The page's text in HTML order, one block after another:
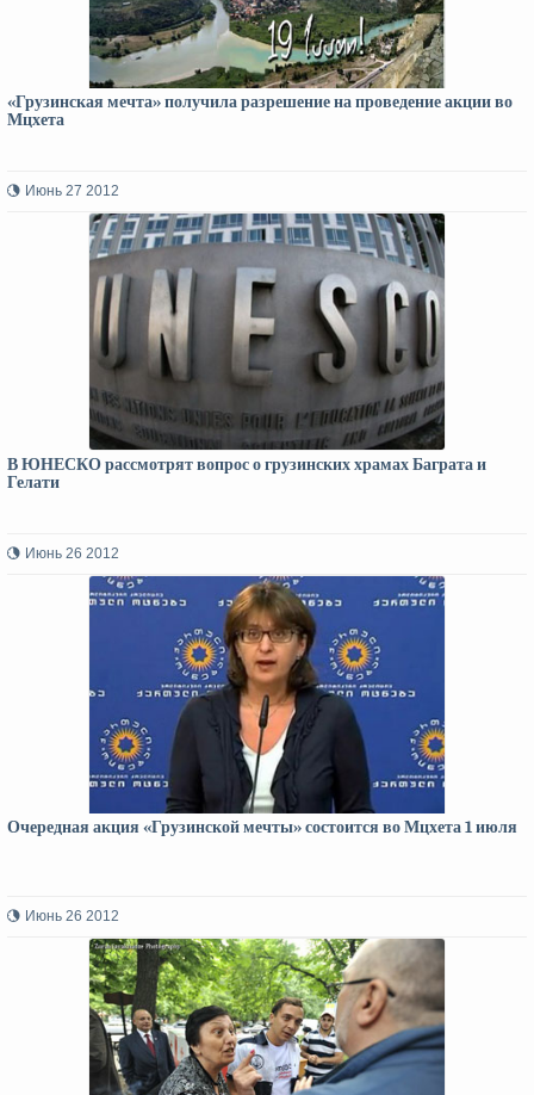
«Грузинская мечта» получила разрешение на проведение акции во
Мцхета
Июнь 27 2012
В ЮНЕСКО рассмотрят вопрос о грузинских храмах Баграта и
Гелати
Июнь 26 2012
Очередная акция «Грузинской мечты» состоится во Мцхета 1 июля
Июнь 26 2012